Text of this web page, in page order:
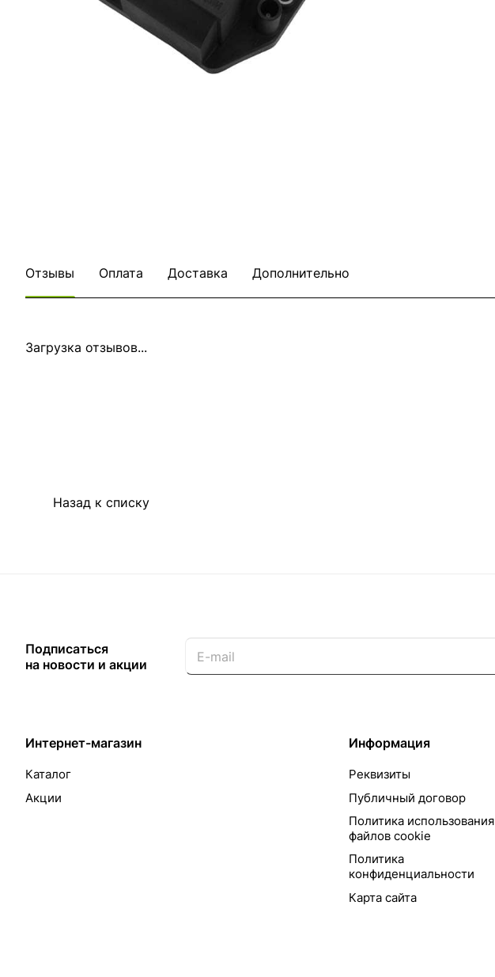
Отзывы Оплата Доставка Дополнительно
Загрузка отзывов...
Назад к списку
Подписаться
на новости и акции
Интернет-магазин
Каталог
Акции
Информация
Реквизиты
Публичный договор
Политика использования
файлов cookie
Политика
конфиденциальности
Карта сайта